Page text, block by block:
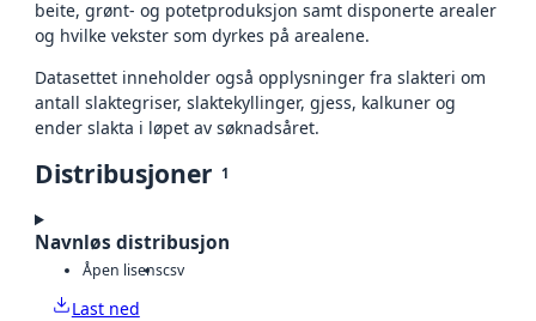
beite, grønt- og potetproduksjon samt disponerte arealer
og hvilke vekster som dyrkes på arealene.
Datasettet inneholder også opplysninger fra slakteri om
antall slaktegriser, slaktekyllinger, gjess, kalkuner og
ender slakta i løpet av søknadsåret.
Distribusjoner 1
Navnløs distribusjon
Åpen lisenscsv
Last ned